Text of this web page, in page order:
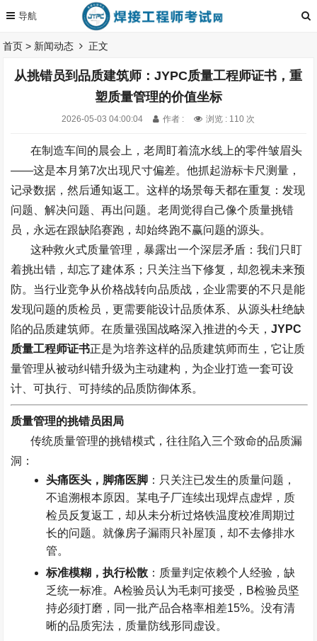
首页 > 新闻动态 正文
从挑错员到品质建筑师：JYPC质量工程师证书，重
塑质量管理的价值坐标
2026-05-03 04:00:04 作者 : 浏览 : 110 次
在制造车间的晨会上，老周盯着流水线上的零件皱眉头
——这是本月第7次出现尺寸偏差。他抓起游标卡尺测量，
记录数据，然后通知返工。这样的场景每天都在重复：发现
问题、解决问题、再出问题。老周觉得自己像个质量挑错
员，永远在跟缺陷赛跑，却始终跑不赢问题的源头。
这种救火式质量管理，暴露出一个深层矛盾：我们只盯
着挑出错，却忘了建体系；只关注当下修复，却忽视未来预
防。当行业竞争从价格战转向品质战，企业需要的不只是能
发现问题的质检员，更需要能设计品质体系、从源头杜绝缺
陷的品质建筑师。在质量强国战略深入推进的今天，JYPC
质量工程师证书正是为培养这样的品质建筑师而生，它让质
量管理从被动纠错升级为主动建构，为企业打造一套可设
计、可执行、可持续的品质防御体系。
质量管理的挑错员困局
传统质量管理的挑错模式，往往陷入三个致命的品质漏
洞：
头痛医头，脚痛医脚 ：只关注已发生的质量问题，
不追溯根本原因。某电子厂连续出现焊点虚焊，质
检员反复返工，却从未分析过烙铁温度校准周期过
长的问题。就像房子漏雨只补屋顶，却不去修排水
管。
标准模糊，执行松散 ：质量判定依赖个人经验，缺
乏统一标准。A检验员认为毛刺可接受， B检验员坚
持必须打磨，同一批产品合格率相差15%。没有清
晰的品质宪法，质量防线形同虚设。